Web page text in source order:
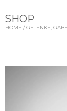
SHOP
HOME /GELENKE,